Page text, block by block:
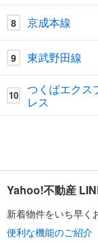
8 京成本線
9 東武野田線
10
つくばエクス
レス
Yahoo!不動産
新着物件をいち早く
便利な機能のご紹介